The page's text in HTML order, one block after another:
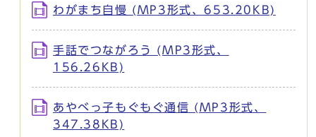
わがまち自慢 (MP3形式、653.20KB)
手話でつながろう (MP3形式、
156.26KB)
あやべっ子もぐもぐ通信 (MP3形式、
347.38KB)